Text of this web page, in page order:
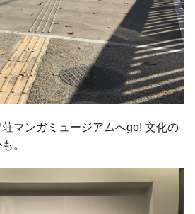
マンガミュージアムへgo! 文化の
。